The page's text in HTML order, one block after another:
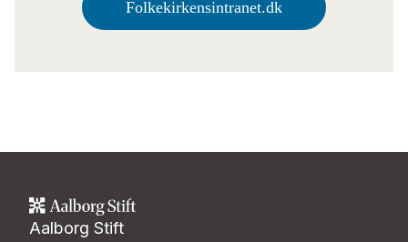
Folkekirkensintranet.dk
Aalborg Stift